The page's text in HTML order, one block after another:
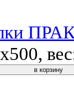
в корзину